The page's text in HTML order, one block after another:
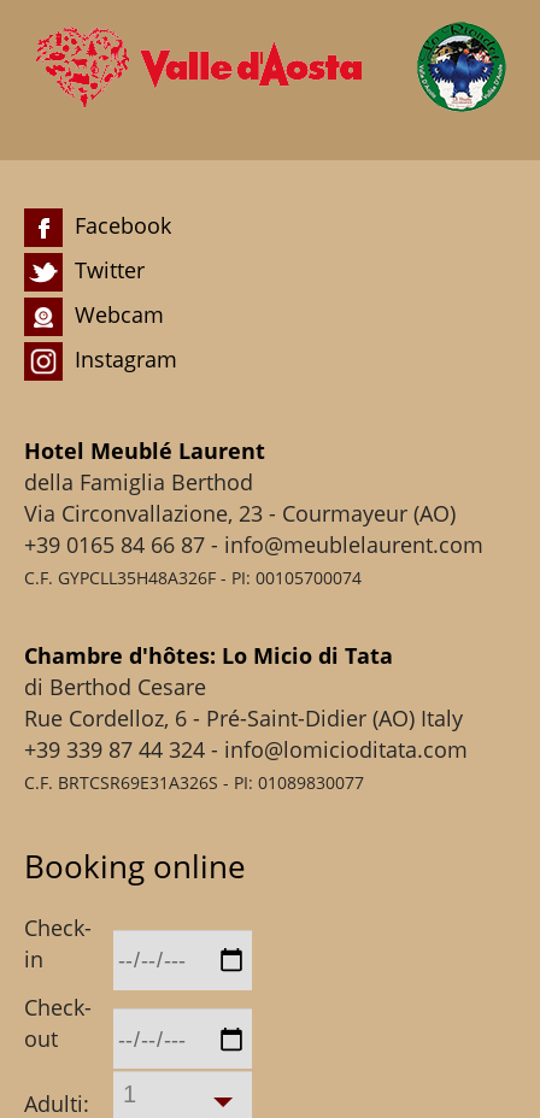
Facebook
Twitter
Webcam
Instagram
Hotel Meublé Laurent
della Famiglia Berthod
Via Circonvallazione, 23 - Courmayeur (AO)
+39 0165 84 66 87 - info@meublelaurent.com
C.F. GYPCLL35H48A326F - PI: 00105700074
Chambre d'hôtes: Lo Micio di Tata
di Berthod Cesare
Rue Cordelloz, 6 - Pré-Saint-Didier (AO) Italy
+39 339 87 44 324 - info@lomicioditata.com
C.F. BRTCSR69E31A326S - PI: 01089830077
Booking online
Check-
in
Check-
out
Adulti: 1